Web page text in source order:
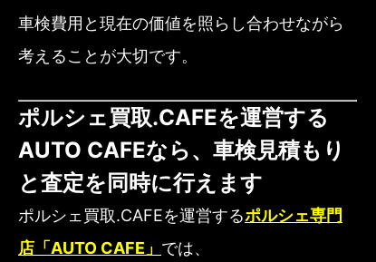
車検費用と現在の価値を照らし合わせながら
考えることが大切です。
ポルシェ買取.CAFEを運営する
AUTO CAFEなら、車検見積もり
と査定を同時に行えます
ポルシェ買取.CAFEを運営するポルシェ専門
店「AUTO CAFE」 では、